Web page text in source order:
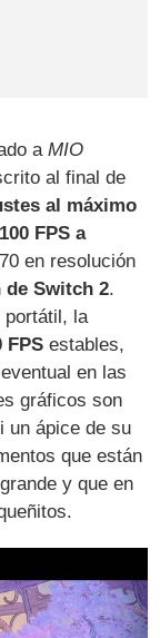
aMIO
al final de
al máximo
FPS a
en resolución
de Switch 2.
portátil, la
FPS estables,
en las
gráficos son
un ápice de su
que están
y que en